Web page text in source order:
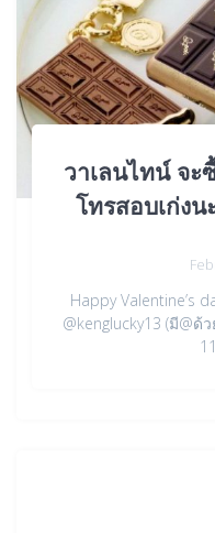
วาเลนไทน์ จะ
โทรสอบเก่ง
Happy Valentine’s
@kenglucky13 (มี@